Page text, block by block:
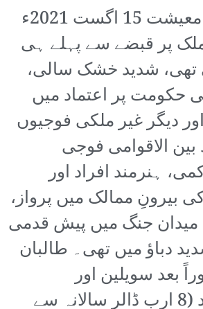
افغانستان کی معیشت 15 اگست 2021ء
پر قبضے سے پہلے ہی
شدید خشک سالی،
حکومت پر اعتماد میں
دیگر غیر ملکی فوجیوں
الاقوامی فوجی
ہنرمند افراد اور
بیرونِ ممالک میں پرواز،
میدان جنگ میں پیش قدمی
دباؤ میں تھی۔ طالبان
بعد سویلین اور
سیکورٹی امداد (8 ارب ڈالر سالانہ سے